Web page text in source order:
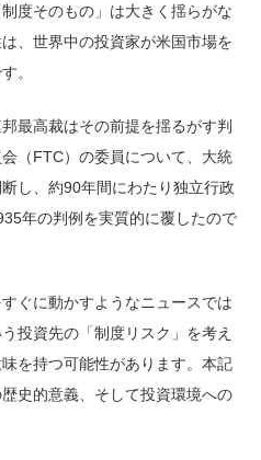
度そのもの」は大きく揺らがな
、世界中の投資家が米国市場を
。
最高裁はその前提を揺るがす判
（FTC）の委員について、大統
し、約90年間にわたり独立行政
年の判例を実質的に覆したので
ぐに動かすようなニュースでは
投資先の「制度リスク」を考え
を持つ可能性があります。本記
史的意義、そして投資環境への